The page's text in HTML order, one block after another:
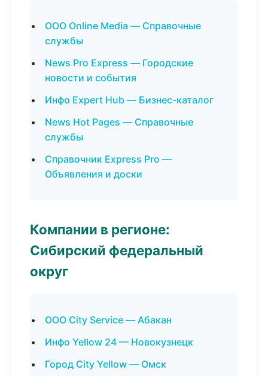
ООО Online Media — Справочные
службы
News Pro Express — Городские
новости и события
Инфо Expert Hub — Бизнес-каталог
News Hot Pages — Справочные
службы
Справочник Express Pro —
Объявления и доски
Компании в регионе:
Сибирский федеральный
округ
ООО City Service — Абакан
Инфо Yellow 24 — Новокузнецк
Город City Yellow — Омск